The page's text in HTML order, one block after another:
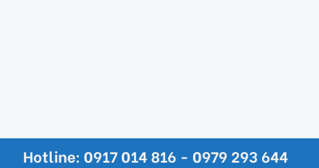
Hotline: 0917 014 816 - 0979 293 644